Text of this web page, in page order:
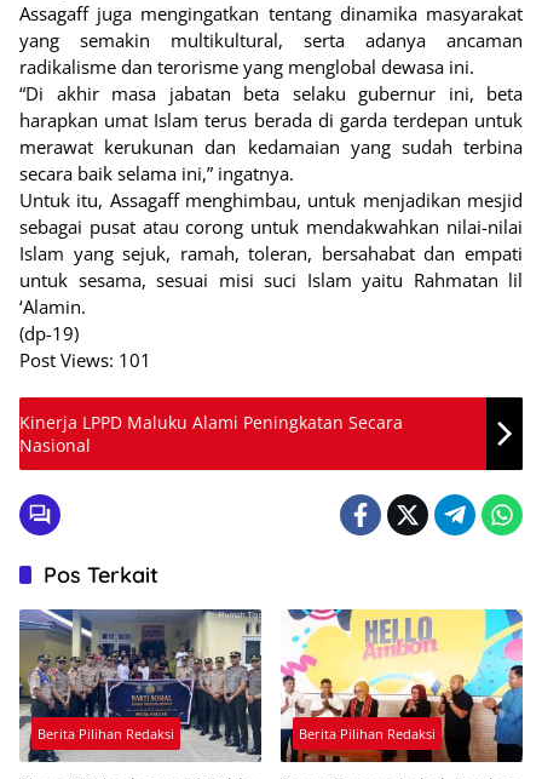
Assagaff juga mengingatkan tentang dinamika masyarakat
yang semakin multikultural, serta adanya ancaman
radikalisme dan terorisme yang menglobal dewasa ini.
“Di akhir masa jabatan beta selaku gubernur ini, beta
harapkan umat Islam terus berada di garda terdepan untuk
merawat kerukunan dan kedamaian yang sudah terbina
secara baik selama ini,” ingatnya.
Untuk itu, Assagaff menghimbau, untuk menjadikan mesjid
sebagai pusat atau corong untuk mendakwahkan nilai-nilai
Islam yang sejuk, ramah, toleran, bersahabat dan empati
untuk sesama, sesuai misi suci Islam yaitu Rahmatan lil
‘Alamin.
(dp-19)
Post Views: 101
Kinerja LPPD Maluku Alami Peningkatan Secara
Nasional
Pos Terkait
Berita Pilihan Redaksi Berita Pilihan Redaksi